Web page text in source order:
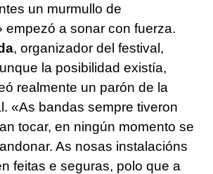
un murmullo de
empezó a sonar con fuerza.
, organizador del festival,
la posibilidad existía,
realmente un parón de la
«As bandas sempre tiveron
tocar, en ningún momento se
As nosas instalacións
feitas e seguras, polo que a